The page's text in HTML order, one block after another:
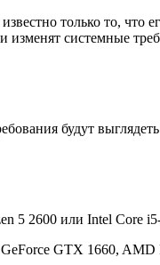
только то, что
изменят системные
будут выглядеть
5 2600 или Intel Core
GTX 1660, AMD